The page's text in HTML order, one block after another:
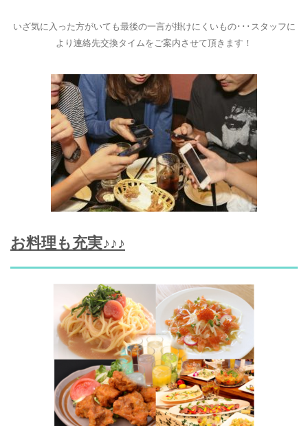
いざ気に入った方がいても最後の一言が掛けにくいもの･･･スタッフに
より連絡先交換タイムをご案内させて頂きます！
お料理も充実♪♪♪